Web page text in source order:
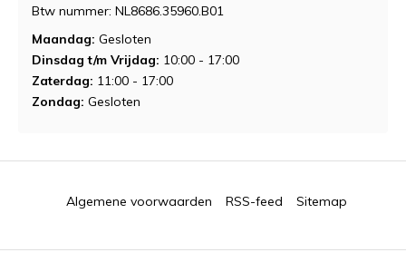
Btw nummer: NL8686.35960.B01
Maandag: Gesloten
Dinsdag t/m Vrijdag: 10:00 - 17:00
Zaterdag: 11:00 - 17:00
Zondag: Gesloten
Algemene voorwaarden RSS-feed Sitemap